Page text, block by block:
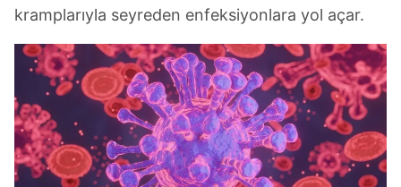
kramplarıyla seyreden enfeksiyonlara yol açar.